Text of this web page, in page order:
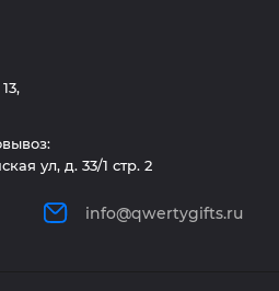
ул, д. 33/1 стр. 2
info@qwertygifts.ru